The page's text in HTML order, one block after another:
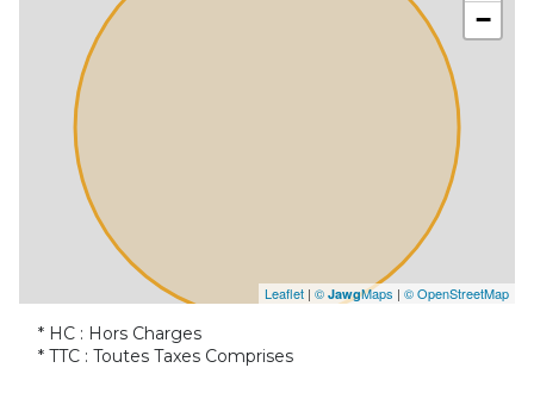
−
Leaflet | © JawgMaps | © OpenStreetMap
* HC : Hors Charges
* TTC : Toutes Taxes Comprises